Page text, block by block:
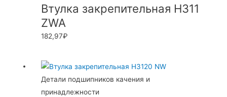
Втулка закрепительная H311
ZWA
182,97₽
Детали подшипников качения и
принадлежности